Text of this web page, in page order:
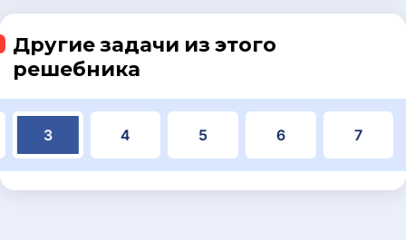
Другие задачи из этого
решебника
3 4 5 6 7